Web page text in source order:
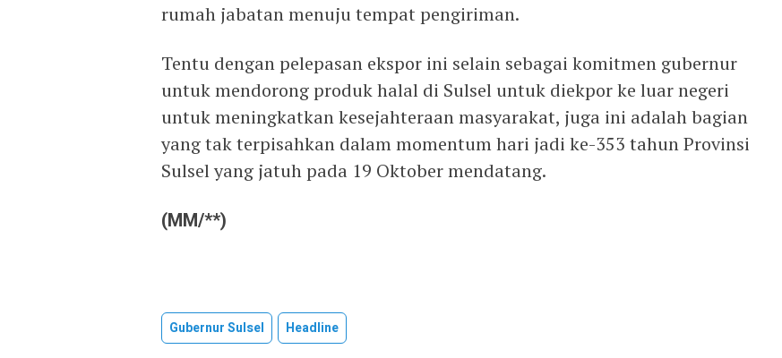
rumah jabatan menuju tempat pengiriman.
Tentu dengan pelepasan ekspor ini selain sebagai komitmen gubernur
untuk mendorong produk halal di Sulsel untuk diekpor ke luar negeri
untuk meningkatkan kesejahteraan masyarakat, juga ini adalah bagian
yang tak terpisahkan dalam momentum hari jadi ke-353 tahun Provinsi
Sulsel yang jatuh pada 19 Oktober mendatang.
(MM/**)
Gubernur Sulsel Headline